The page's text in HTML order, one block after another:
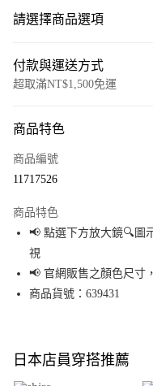
請選擇商品選項
付款與運送方式
超取滿NT$1,500免運
信用卡一次付款
Apple Pay
街口支付
悠遊付
全盈+PAY
大哥付你分期
商品特色
商品編號
11717526
商品特色
📢 點選下方放大鏡🔍圖
視
📢 官網販售之顏色尺寸
商品貨號：639431
日本店員穿搭推薦